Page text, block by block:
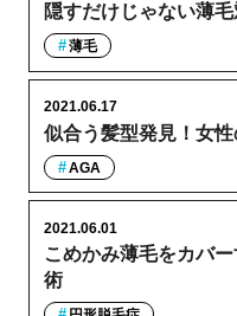
隠すだけじゃない薄
薄毛
似合う髪型発見！女
2021.06.17
AGA
こめかみ薄毛をカバ
術
2021.06.01